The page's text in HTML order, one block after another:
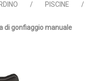
/ PISCINE /
di gonfiaggio manuale